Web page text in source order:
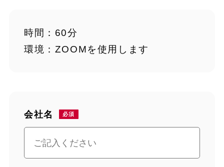
時間：60分
環境：ZOOMを使用します
会社名